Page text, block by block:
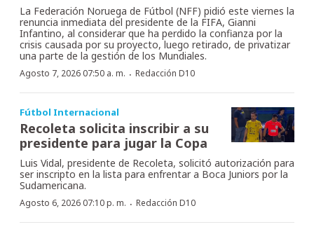
La Federación Noruega de Fútbol (NFF) pidió este viernes la
renuncia inmediata del presidente de la FIFA, Gianni
Infantino, al considerar que ha perdido la confianza por la
crisis causada por su proyecto, luego retirado, de privatizar
una parte de la gestión de los Mundiales.
Agosto 7, 2026 07:50 a. m. · Redacción D10
Fútbol Internacional
Recoleta solicita inscribir a su
presidente para jugar la Copa
Luis Vidal, presidente de Recoleta, solicitó autorización para
ser inscripto en la lista para enfrentar a Boca Juniors por la
Sudamericana.
Agosto 6, 2026 07:10 p. m. · Redacción D10